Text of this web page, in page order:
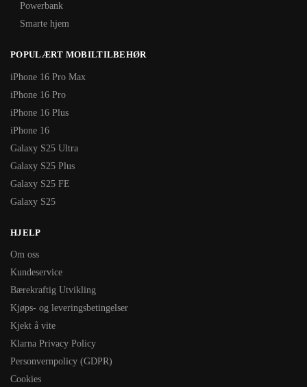
Powerbank
Smarte hjem
POPULÆRT MOBILTILBEHØR
iPhone 16 Pro Max
iPhone 16 Pro
iPhone 16 Plus
iPhone 16
Galaxy S25 Ultra
Galaxy S25 Plus
Galaxy S25 FE
Galaxy S25
HJELP
Om oss
Kundeservice
Bærekraftig Utvikling
Kjøps- og leveringsbetingelser
Kjekt å vite
Klarna Privacy Policy
Personvernpolicy (GDPR)
Cookies